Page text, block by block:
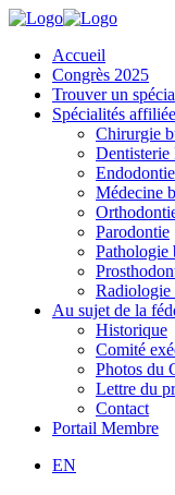
Accueil
Congrès 2025
Trouver un
Spécialités
Chirurgie
Dentisterie
Endodontie
Médecine
Parodontie
Pathologie
Radiologie
Au sujet de la
Historique
Comité
Photos du
Lettre du
Contact
Portail Membre
EN